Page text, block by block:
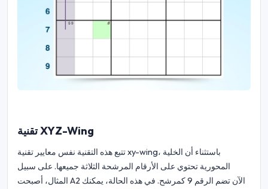
تقنية XYZ-Wing
تتبع هذه التقنية نفس معايير تقنية xy-wing، باستثناء أن الخلية
المحورية تحتوي على الأرقام المرشحة الثلاثة جميعها. على سبيل
المثال، أصبحت A2 الآن تضم الرقم 9 كمرشح. في هذه الحالة، يمكنك